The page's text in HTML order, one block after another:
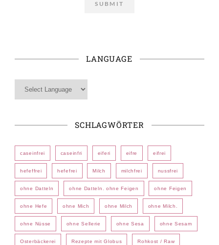
LANGUAGE
SCHLAGWÖRTER
caseinfrei caseinfri eiferi eifre eifrei
hefeffrei hefefrei Milch milchfrei nussfrei
ohne Datteln ohne Datteln. ohne Feigen ohne Feigen
ohne Hefe ohne Mich ohne Milch ohne Milch.
ohne Nüsse ohne Sellerie ohne Sesa ohne Sesam
Osterbäckerei Rezepte mit Globus Rohkost / Raw